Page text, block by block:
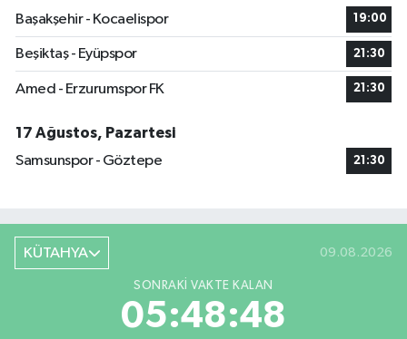
Başakşehir - Kocaelispor
19:00
Beşiktaş - Eyüpspor 21:30
Amed - Erzurumspor FK 21:30
17 Ağustos, Pazartesi
Samsunspor - Göztepe
21:30
KÜTAHYA 09.08.2026
SONRAKI VAKTE KALAN
05:48:47